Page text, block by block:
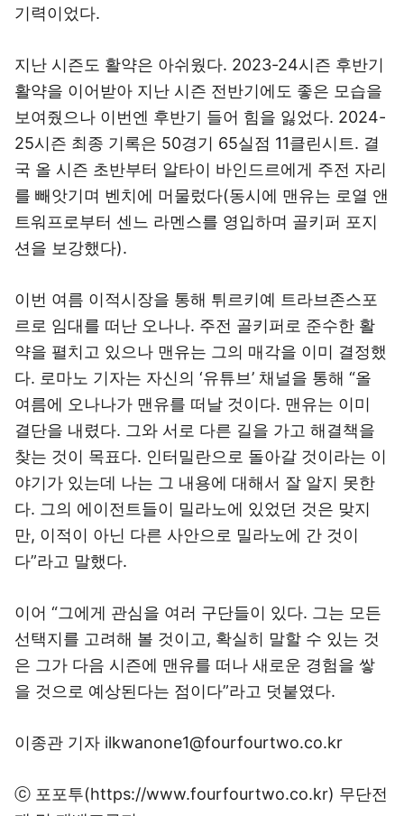
기력이었다.
지난 시즌도 활약은 아쉬웠다. 2023-24시즌 후반기
활약을 이어받아 지난 시즌 전반기에도 좋은 모습을
보여줬으나 이번엔 후반기 들어 힘을 잃었다. 2024-
25시즌 최종 기록은 50경기 65실점 11클린시트. 결
국 올 시즌 초반부터 알타이 바인드르에게 주전 자리
를 빼앗기며 벤치에 머물렀다(동시에 맨유는 로열 앤
트워프로부터 센느 라멘스를 영입하며 골키퍼 포지
션을 보강했다).
이번 여름 이적시장을 통해 튀르키예 트라브존스포
르로 임대를 떠난 오나나. 주전 골키퍼로 준수한 활
약을 펼치고 있으나 맨유는 그의 매각을 이미 결정했
다. 로마노 기자는 자신의 ‘유튜브’ 채널을 통해 “올
여름에 오나나가 맨유를 떠날 것이다. 맨유는 이미
결단을 내렸다. 그와 서로 다른 길을 가고 해결책을
찾는 것이 목표다. 인터밀란으로 돌아갈 것이라는 이
야기가 있는데 나는 그 내용에 대해서 잘 알지 못한
다. 그의 에이전트들이 밀라노에 있었던 것은 맞지
만, 이적이 아닌 다른 사안으로 밀라노에 간 것이
다”라고 말했다.
이어 “그에게 관심을 여러 구단들이 있다. 그는 모든
선택지를 고려해 볼 것이고, 확실히 말할 수 있는 것
은 그가 다음 시즌에 맨유를 떠나 새로운 경험을 쌓
을 것으로 예상된다는 점이다”라고 덧붙였다.
이종관 기자 ilkwanone1@fourfourtwo.co.kr
ⓒ 포포투(https://www.fourfourtwo.co.kr) 무단전